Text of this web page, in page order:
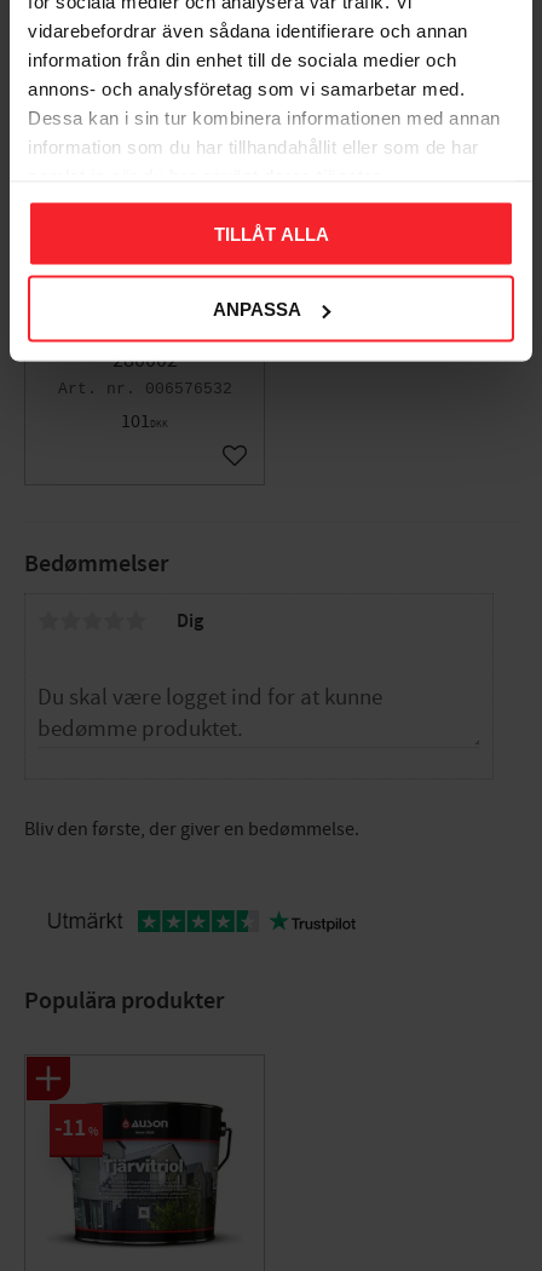
vidarebefordrar även sådana identifierare och annan
information från din enhet till de sociala medier och
annons- och analysföretag som vi samarbetar med.
Dessa kan i sin tur kombinera informationen med annan
information som du har tillhandahållit eller som de har
TILLÅT ALLA
ANPASSA
Bedømmelser
Dig
Bliv den første, der giver en bedømmelse.
Træskrue TFT,
4x25mm, Rustfri
Syrefast A4, Fast
280002
006576532
101DKK
Gem som favorit
Populära produkter
11 %